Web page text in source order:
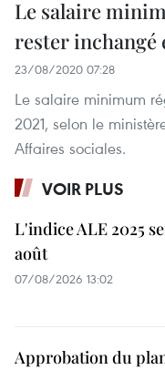
Le salaire
rester inchangé
23/08/2020 07:28
Le salaire minimum
2021, selon le
Affaires sociales.
VOIR PLUS
L'indice ALE 2025
août
07/08/2026 13:02
Approbation du